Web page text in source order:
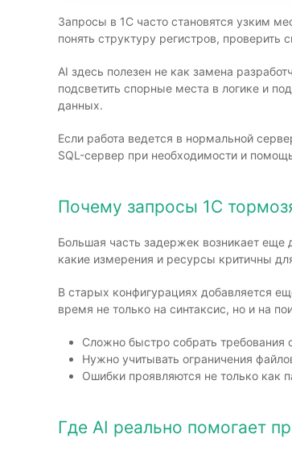
Запросы в 1С часто становятся узким
понять структуру регистров,
AI здесь полезен не как замена
подсветить спорные места в логике и
данных.
Если работа ведется в нормальной
SQL-сервер при необходимости и
Почему запросы 1С
Большая часть задержек возникает еще
какие измерения и ресурсы критичны
В старых конфигурациях добавляется
время не только на синтаксис, но и на
Сложно быстро собрать требования
Нужно учитывать ограничения
Ошибки проявляются не только как
Где AI реально помогает